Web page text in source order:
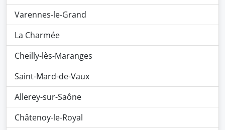
Varennes-le-Grand
La Charmée
Cheilly-lès-Maranges
Saint-Mard-de-Vaux
Allerey-sur-Saône
Châtenoy-le-Royal